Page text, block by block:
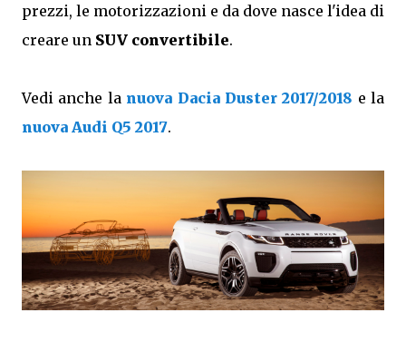
prezzi, le motorizzazioni e da dove nasce l'idea di
creare un SUV convertibile.
Vedi anche la nuova Dacia Duster 2017/2018 e la
nuova Audi Q5 2017.